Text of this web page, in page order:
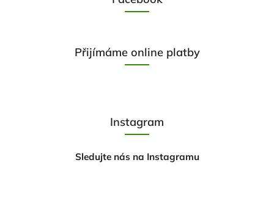
Přijímáme online platby
Instagram
Sledujte nás na Instagramu